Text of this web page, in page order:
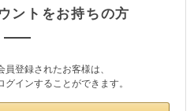
ントをお持ちの方
登録されたお客様は、
インすることができます。